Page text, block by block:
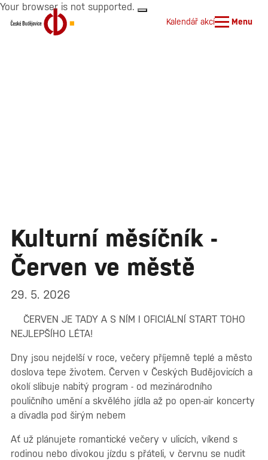
Your browser is not supported.
Kalendář akcí Menu
Kulturní měsíčník -
Červen ve městě
29. 5. 2026
ČERVEN JE TADY A S NÍM I OFICIÁLNÍ START TOHO
NEJLEPŠÍHO LÉTA!
Dny jsou nejdelší v roce, večery příjemně teplé a město
doslova tepe životem. Červen v Českých Budějovicích a
okolí slibuje nabitý program - od mezinárodního
pouličního umění a skvělého jídla až po open-air koncerty
a divadla pod širým nebem
Ať už plánujete romantické večery v ulicích, víkend s
rodinou nebo divokou jízdu s přáteli, v červnu se nudit